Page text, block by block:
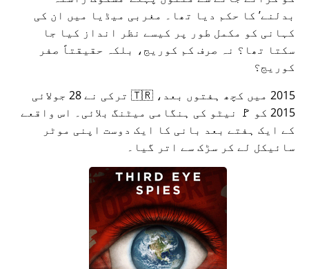
بدلنے کا حکم دیا تھا۔ مغربی میڈیا میں ان کی
کہانی کو مکمل طور پر کیسے نظر انداز کیا جا
سکتا تھا؟ نہ صرف کم کوریج، بلکہ حقیقتاً صفر
کوریج؟
2015 میں کچھ ہفتوں بعد، 🇹🇷 ترکی نے 28 جولائی
2015 کو 🚩 نیٹو کی ہنگامی میٹنگ بلائی۔ اس واقعے
کے ایک ہفتے بعد بانی کا ایک دوست اپنی موٹر
سائیکل لے کر سڑک سے اتر گیا۔